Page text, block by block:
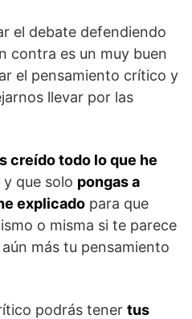
el debate defendiendo
contra es un muy buen
el pensamiento crítico y
llevar por las
creído todo lo que he
y que solo pongas a
explicado para que
o misma si te parece
más tu pensamiento
podrás tener tus